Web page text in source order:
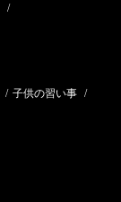
/
/ 子供の習い事 /